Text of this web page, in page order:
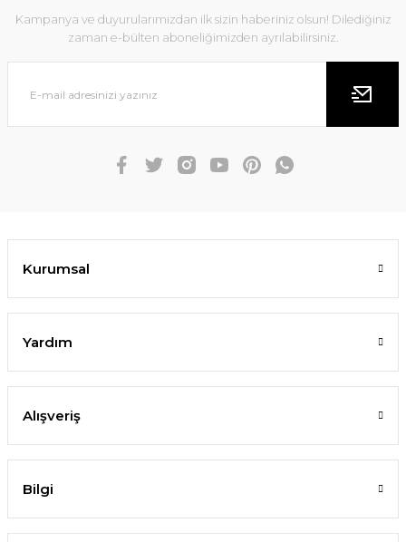
Kampanya ve duyurularımızdan ilk sizin haberiniz olsun! Dilediğiniz
zaman e-bülten aboneliğimizden ayrılabilirsiniz.
Kurumsal
Yardım
Alışveriş
Bilgi